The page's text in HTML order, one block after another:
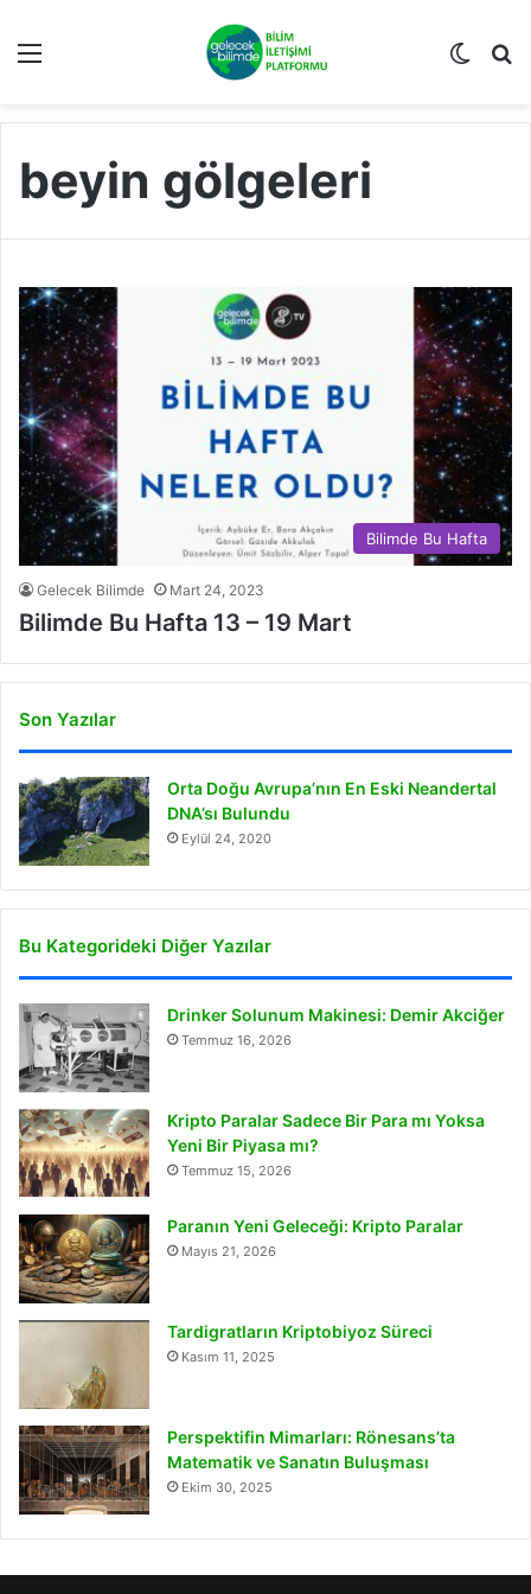
Dış
beyin gölgeleri
Bilimde Bu Hafta
Gelecek Bilimde Mart 24, 2023
Bilimde Bu Hafta 13 – 19 Mart
Son Yazılar
Orta Doğu Avrupa’nın En Eski Neandertal
DNA’sı Bulundu
Eylül 24, 2020
Bu Kategorideki Diğer Yazılar
Drinker Solunum Makinesi: Demir Akciğer
Temmuz 16, 2026
Kripto Paralar Sadece Bir Para mı Yoksa
Yeni Bir Piyasa mı?
Temmuz 15, 2026
Paranın Yeni Geleceği: Kripto Paralar
Mayıs 21, 2026
Tardigratların Kriptobiyoz Süreci
Kasım 11, 2025
Perspektifin Mimarları: Rönesans’ta
Matematik ve Sanatın Buluşması
Ekim 30, 2025